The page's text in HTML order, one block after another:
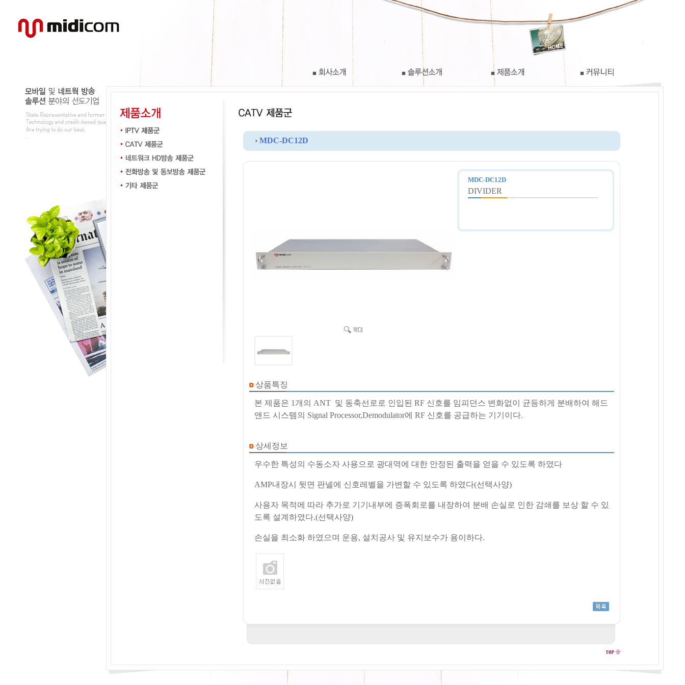
MDC-DC12D
MDC-DC12D
DIVIDER
상품특징
본 제품은 1개의 ANT 및 동축선로로 인입된 RF 신호를 임피던스 변화없이 균등하게 분배하여 해드
앤드 시스템의 Signal Processor,Demodulator에 RF 신호를 공급하는 기기이다.
상세정보
우수한 특성의 수동소자 사용으로 광대역에 대한 안정된 출력을 얻을 수 있도록 하였다
AMP내장시 뒷면 판넬에 신호레벨을 가변할 수 있도록 하였다(선택사양)
사용자 목적에 따라 추가로 기기내부에 증폭회로를 내장하여 분배 손실로 인한 감쇄를 보상 할 수 있
도록 설계하였다.(선택사양)
손실을 최소화 하였으며 운용, 설치공사 및 유지보수가 용이하다.